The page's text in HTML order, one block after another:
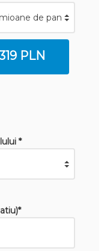
PLN
*